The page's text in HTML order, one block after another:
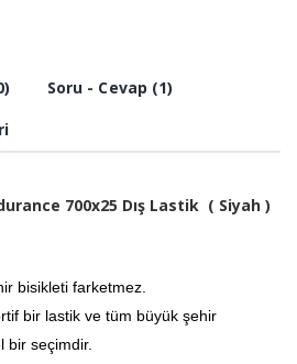
Soru - Cevap (1)
700x25 Dış Lastik ( Siyah )
bisikleti farketmez.
bir lastik ve tüm büyük şehir
bir seçimdir.